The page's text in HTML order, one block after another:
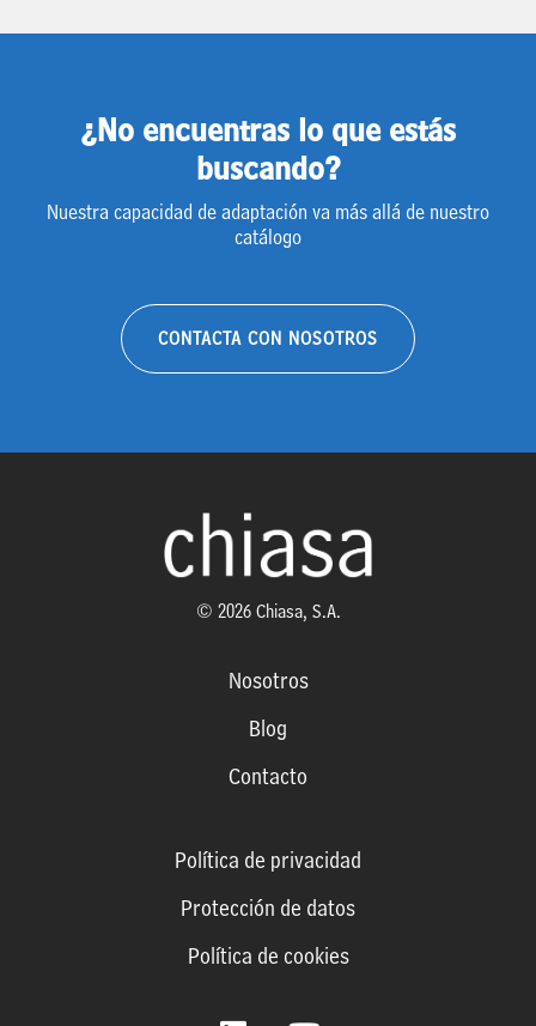
¿No encuentras lo que estás
buscando?
Nuestra capacidad de adaptación va más allá de nuestro
catálogo
CONTACTA CON NOSOTROS
© 2026 Chiasa, S.A.
Nosotros
Blog
Contacto
Política de privacidad
Protección de datos
Política de cookies
L
Y